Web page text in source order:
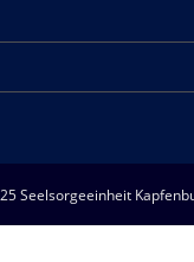
Seelsorgeeinheit